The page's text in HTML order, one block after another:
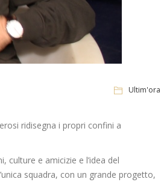
Ultim'ora
ridisegna i propri confini a
culture e amicizie e l’idea del
squadra, con un grande progetto,